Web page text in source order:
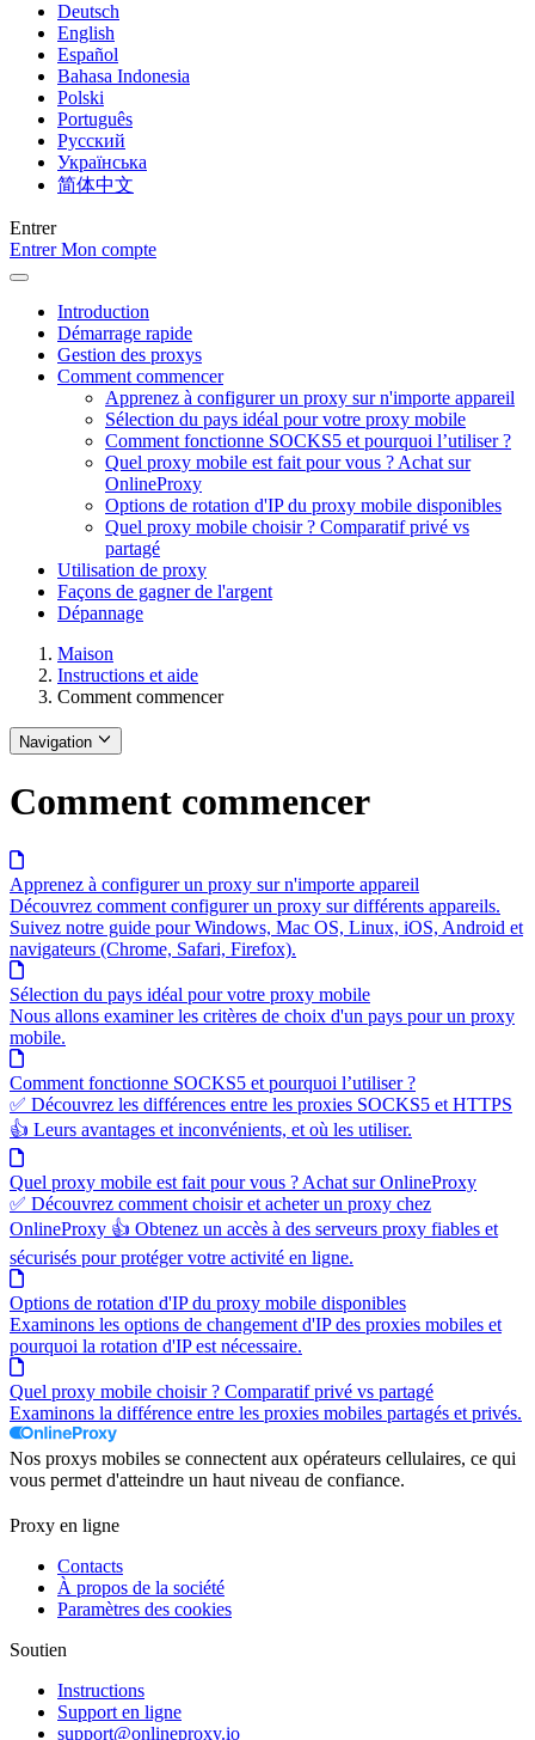
Deutsch
English
Español
Bahasa Indonesia
Polski
Português
Русский
Українська
简体中文
Entrer
EntrerMon compte
Introduction
Démarrage rapide
Gestion des proxys
Comment commencer
Apprenez à configurer un proxy sur n'importe appareil
Sélection du pays idéal pour votre proxy mobile
Comment fonctionne SOCKS5 et pourquoi l’utiliser ?
Quel proxy mobile est fait pour vous ? Achat sur
OnlineProxy
Options de rotation d'IP du proxy mobile disponibles
Quel proxy mobile choisir ? Comparatif privé vs
partagé
Utilisation de proxy
Façons de gagner de l'argent
Dépannage
Maison
Instructions et aide
Comment commencer
Navigation
Comment commencer
Apprenez à configurer un proxy sur n'importe appareil
Découvrez comment configurer un proxy sur différents appareils.
Suivez notre guide pour Windows, Mac OS, Linux, iOS, Android et
navigateurs (Chrome, Safari, Firefox).
Sélection du pays idéal pour votre proxy mobile
Nous allons examiner les critères de choix d'un pays pour un proxy
mobile.
Comment fonctionne SOCKS5 et pourquoi l’utiliser ?
✅ Découvrez les différences entre les proxies SOCKS5 et HTTPS
👍 Leurs avantages et inconvénients, et où les utiliser.
Quel proxy mobile est fait pour vous ? Achat sur OnlineProxy
✅ Découvrez comment choisir et acheter un proxy chez
OnlineProxy 👍 Obtenez un accès à des serveurs proxy fiables et
sécurisés pour protéger votre activité en ligne.
Options de rotation d'IP du proxy mobile disponibles
Examinons les options de changement d'IP des proxies mobiles et
pourquoi la rotation d'IP est nécessaire.
Quel proxy mobile choisir ? Comparatif privé vs partagé
Examinons la différence entre les proxies mobiles partagés et privés.
Nos proxys mobiles se connectent aux opérateurs cellulaires, ce qui
vous permet d'atteindre un haut niveau de confiance.
Proxy en ligne
Contacts
À propos de la société
Paramètres des cookies
Soutien
Instructions
Support en ligne
support@onlineproxy.io